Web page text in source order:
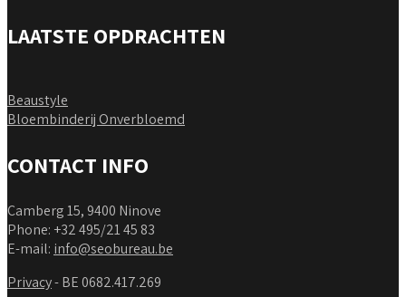
LAATSTE OPDRACHTEN
Beaustyle
Bloembinderij Onverbloemd
CONTACT INFO
Camberg 15, 9400 Ninove
Phone: +32 495/21 45 83
E-mail: info@seobureau.be
Privacy- BE 0682.417.269